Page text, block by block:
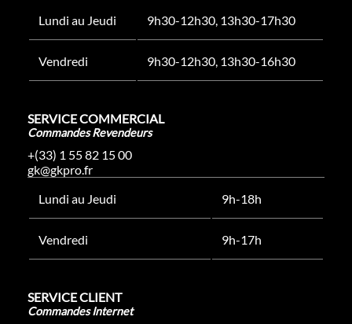
Lundi au Jeudi
9h30-12h30, 13h30-17h30
Vendredi 9h30-12h30, 13h30-16h30
SERVICE COMMERCIAL
Commandes Revendeurs
+(33) 1 55 82 15 00
gk@gkpro.fr
Lundi au Jeudi
9h-18h
Vendredi 9h-17h
SERVICE CLIENT
Commandes Internet